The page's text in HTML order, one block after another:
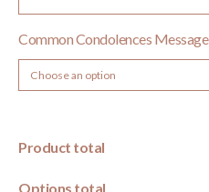
Common Condolences Message
Product total
Options total